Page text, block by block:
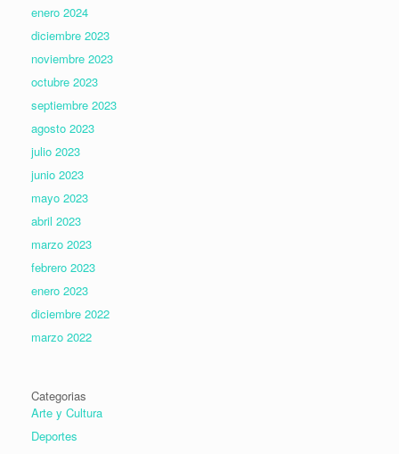
enero 2024
diciembre 2023
noviembre 2023
octubre 2023
septiembre 2023
agosto 2023
julio 2023
junio 2023
mayo 2023
abril 2023
marzo 2023
febrero 2023
enero 2023
diciembre 2022
marzo 2022
Categorias
Arte y Cultura
Deportes